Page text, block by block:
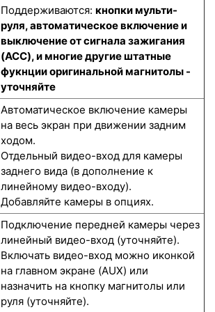
Поддерживаются: кнопки мульти-
руля, автоматическое включение и
выключение от сигнала зажигания
(ACC), и многие другие штатные
фукнции оригинальной магнитолы -
уточняйте
Автоматическое включение камеры
на весь экран при движении задним
ходом.
Отдельный видео-вход для камеры
заднего вида (в дополнение к
линейному видео-входу).
Добавляйте камеры в опциях.
Подключение передней камеры через
линейный видео-вход (уточняйте).
Включать видео-вход можно иконкой
на главном экране (AUX) или
назначить на кнопку магнитолы или
руля (уточняйте).